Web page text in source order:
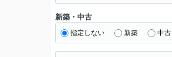
新築・中古
指定しない 新築 中古